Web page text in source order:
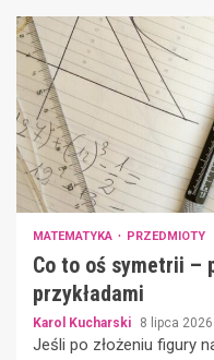
MATEMATYKA PRZEDMIOTY
Co to oś symetrii –
przykładami
Karol Kucharski 8 lipca 2026
Jeśli po złożeniu figury